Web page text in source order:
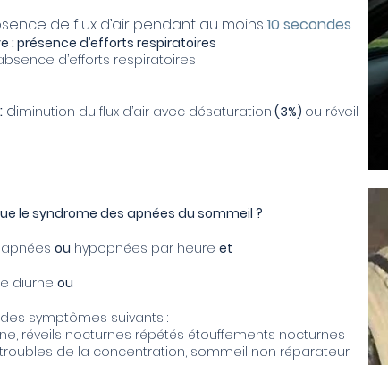
de flux d’air pendant au moins 10 secondes
: présence d’efforts respiratoires
d’efforts respiratoires
diminution du flux d’air avec désaturation (3%) ou réveil
le syndrome des apnées du sommeil ?
ou hypopnées par heure et
diurne ou
symptômes suivants :
réveils nocturnes répétés étouffements nocturnes
troubles de la concentration, sommeil non réparateur